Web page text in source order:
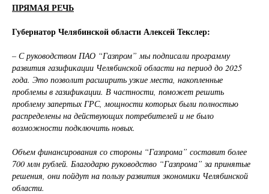
ПРЯМАЯ РЕЧЬ
Губернатор Челябинской области Алексей Текслер:
– С руководством ПАО “Газпром” мы подписали программу
развития газификации Челябинской области на период до 2025
года. Это позволит расширить узкие места, накопленные
проблемы в газификации. В частности, поможет решить
проблему запертых ГРС, мощности которых были полностью
распределены на действующих потребителей и не было
возможности подключить новых.
Объем финансирования со стороны “Газпрома” составит более
700 млн рублей. Благодарю руководство “Газпрома” за принятые
решения, они пойдут на пользу развития экономики Челябинской
области.